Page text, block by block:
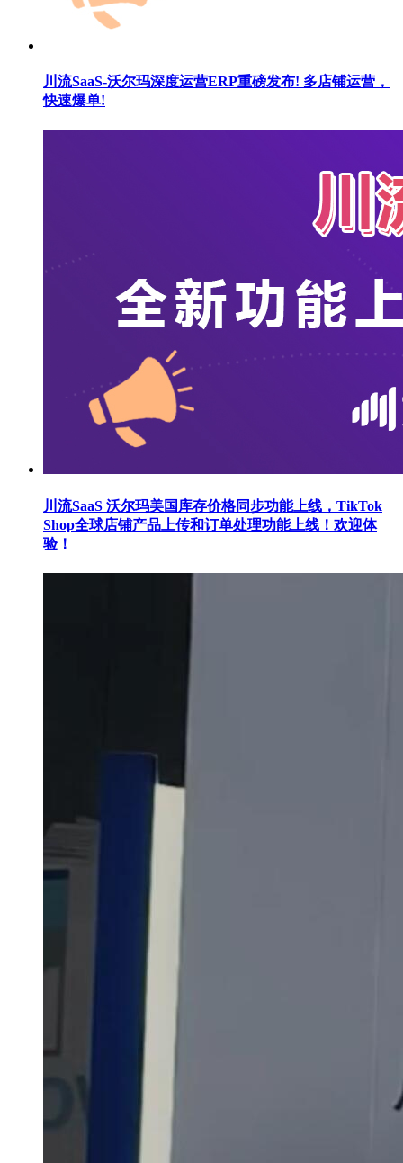
川流SaaS-沃尔玛深度运营ERP重磅发布! 多店铺运营，
快速爆单!
川流SaaS 沃尔玛美国库存价格同步功能上线，TikTok
Shop全球店铺产品上传和订单处理功能上线！欢迎体
验！